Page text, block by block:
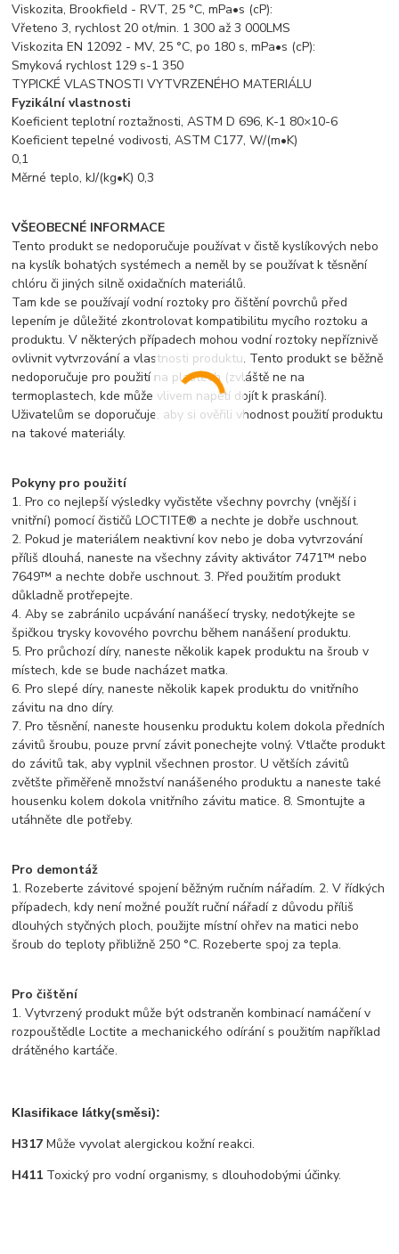
Viskozita, Brookfield - RVT, 25 °C, mPa•s (cP):
Vřeteno 3, rychlost 20 ot/min. 1 300 až 3 000LMS
Viskozita EN 12092 - MV, 25 °C, po 180 s, mPa•s (cP):
Smyková rychlost 129 s-1 350
TYPICKÉ VLASTNOSTI VYTVRZENÉHO MATERIÁLU
Fyzikální vlastnosti
Koeficient teplotní roztažnosti, ASTM D 696, K-1 80×10-6
Koeficient tepelné vodivosti, ASTM C177, W/(m•K)
0,1
Měrné teplo, kJ/(kg•K) 0,3
VŠEOBECNÉ INFORMACE
Tento produkt se nedoporučuje používat v čistě kyslíkových nebo
na kyslík bohatých systémech a neměl by se používat k těsnění
chlóru či jiných silně oxidačních materiálů.
Tam kde se používají vodní roztoky pro čištění povrchů před
lepením je důležité zkontrolovat kompatibilitu mycího roztoku a
produktu. V některých případech mohou vodní roztoky nepříznivě
ovlivnit vytvrzování a vlastnosti produktu. Tento produkt se běžně
nedoporučuje pro použití na plastech (zvláště ne na
termoplastech, kde může vlivem napětí dojít k praskání).
Uživatelům se doporučuje, aby si ověřili vhodnost použití produktu
na takové materiály.
Pokyny pro použití
1. Pro co nejlepší výsledky vyčistěte všechny povrchy (vnější i
vnitřní) pomocí čističů LOCTITE® a nechte je dobře uschnout.
2. Pokud je materiálem neaktivní kov nebo je doba vytvrzování
příliš dlouhá, naneste na všechny závity aktivátor 7471™ nebo
7649™ a nechte dobře uschnout. 3. Před použitím produkt
důkladně protřepejte.
4. Aby se zabránilo ucpávání nanášecí trysky, nedotýkejte se
špičkou trysky kovového povrchu během nanášení produktu.
5. Pro průchozí díry, naneste několik kapek produktu na šroub v
místech, kde se bude nacházet matka.
6. Pro slepé díry, naneste několik kapek produktu do vnitřního
závitu na dno díry.
7. Pro těsnění, naneste housenku produktu kolem dokola předních
závitů šroubu, pouze první závit ponechejte volný. Vtlačte produkt
do závitů tak, aby vyplnil všechnen prostor. U větších závitů
zvětšte přiměřeně množství nanášeného produktu a naneste také
housenku kolem dokola vnitřního závitu matice. 8. Smontujte a
utáhněte dle potřeby.
Pro demontáž
1. Rozeberte závitové spojení běžným ručním nářadím. 2. V řídkých
případech, kdy není možné použít ruční nářadí z důvodu příliš
dlouhých styčných ploch, použijte místní ohřev na matici nebo
šroub do teploty přibližně 250 °C. Rozeberte spoj za tepla.
Pro čištění
1. Vytvrzený produkt může být odstraněn kombinací namáčení v
rozpouštědle Loctite a mechanického odírání s použitím například
drátěného kartáče.
Klasifikace látky(směsi):
H317Může vyvolat alergickou kožní reakci.
H411 Toxický pro vodní organismy, s dlouhodobými účinky.